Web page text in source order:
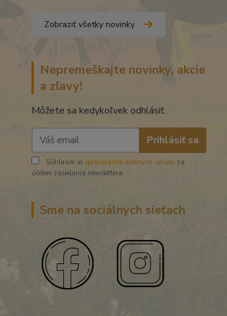
Zobraziť všetky novinky
Nepremeškajte novinky, akcie
a zľavy!
Môžete sa kedykoľvek odhlásiť.
Prihlásiť sa
Súhlasím so spracovaním osobných údajov za
účelom zasielania newslettera.
Sme na sociálnych sieťach